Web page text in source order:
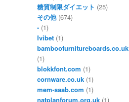
糖質制限ダイエット (25)
その他(674)
- (1)
Ivibet (1)
bamboofurnitureboards.co.uk
(1)
blokkfont.com (1)
cornware.co.uk (1)
mem-saab.com (1)
natplanforum.org.uk (1)